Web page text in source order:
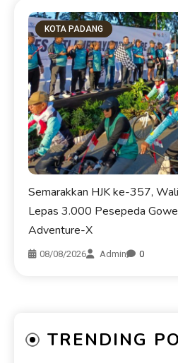
KOTA PADANG
Semarakkan HJK ke-357,
Lepas 3.000 Pesepeda
Adventure-X
08/08/2026 Admin 0
TRENDING